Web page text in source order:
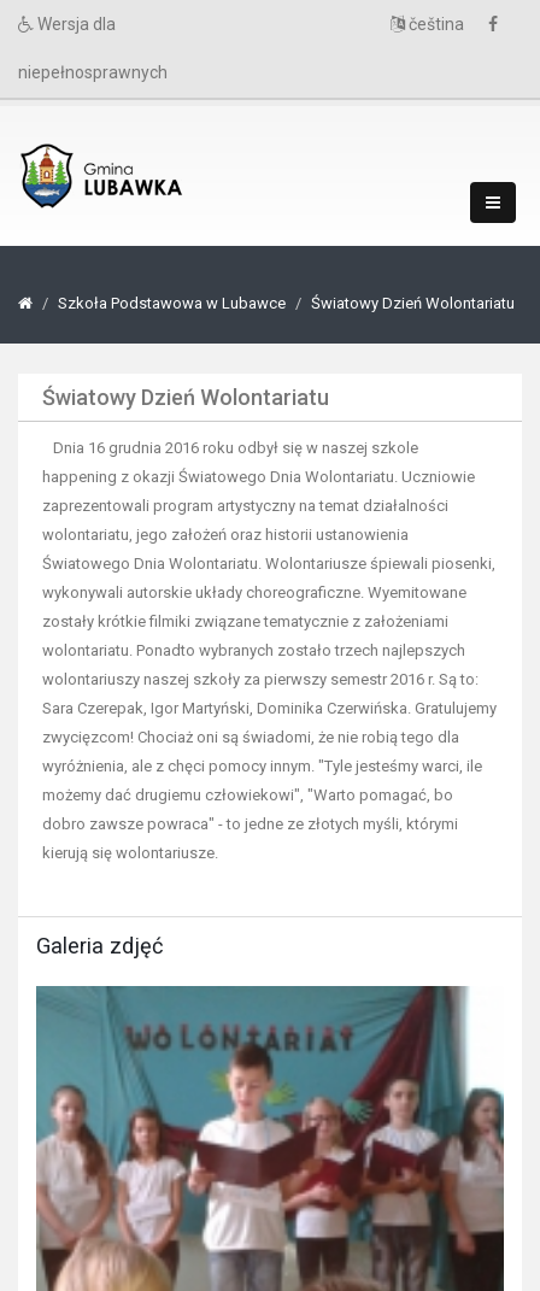
Wersja dla
niepełnosprawnych
čeština
Szkoła Podstawowa w Lubawce Światowy Dzień Wolontariatu
Światowy Dzień Wolontariatu
Dnia 16 grudnia 2016 roku odbył się w naszej szkole
happening z okazji Światowego Dnia Wolontariatu. Uczniowie
zaprezentowali program artystyczny na temat działalności
wolontariatu, jego założeń oraz historii ustanowienia
Światowego Dnia Wolontariatu. Wolontariusze śpiewali piosenki,
wykonywali autorskie układy choreograficzne. Wyemitowane
zostały krótkie filmiki związane tematycznie z założeniami
wolontariatu. Ponadto wybranych zostało trzech najlepszych
wolontariuszy naszej szkoły za pierwszy semestr 2016 r. Są to:
Sara Czerepak, Igor Martyński, Dominika Czerwińska. Gratulujemy
zwycięzcom! Chociaż oni są świadomi, że nie robią tego dla
wyróżnienia, ale z chęci pomocy innym. "Tyle jesteśmy warci, ile
możemy dać drugiemu człowiekowi", "Warto pomagać, bo
dobro zawsze powraca" - to jedne ze złotych myśli, którymi
kierują się wolontariusze.
Galeria zdjęć